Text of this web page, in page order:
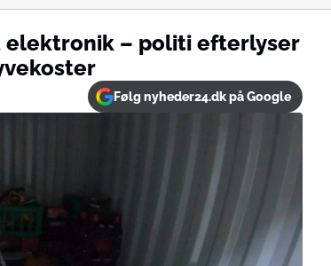
– politi efterlyser
Følg nyheder24.dk på Google